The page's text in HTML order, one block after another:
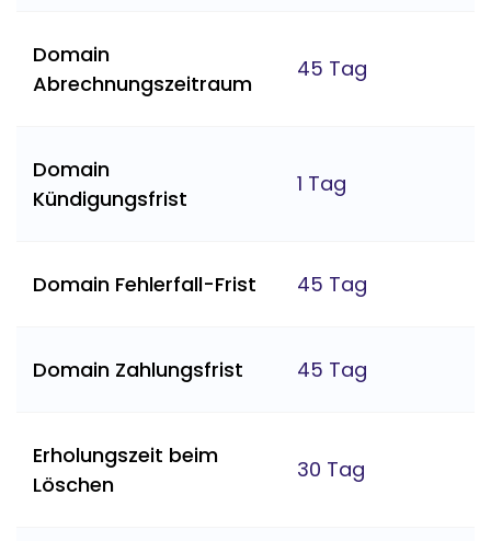
Domain
Abrechnungszeitraum
45 Tag
Domain
Kündigungsfrist
1 Tag
Domain Fehlerfall-Frist 45 Tag
Domain Zahlungsfrist 45 Tag
Erholungszeit beim
Löschen
30 Tag